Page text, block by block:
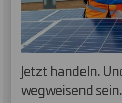
Jetzt handeln.
wegweisend sein.